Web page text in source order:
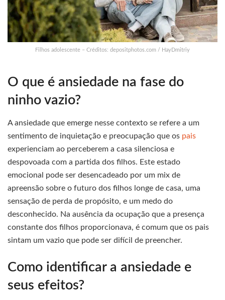
Filhos adolescente – Créditos: depositphotos.com / HayDmitriy
O que é ansiedade na fase do
ninho vazio?
A ansiedade que emerge nesse contexto se refere a um
sentimento de inquietação e preocupação que os pais
experienciam ao perceberem a casa silenciosa e
despovoada com a partida dos filhos. Este estado
emocional pode ser desencadeado por um mix de
apreensão sobre o futuro dos filhos longe de casa, uma
sensação de perda de propósito, e um medo do
desconhecido. Na ausência da ocupação que a presença
constante dos filhos proporcionava, é comum que os pais
sintam um vazio que pode ser difícil de preencher.
Como identificar a ansiedade e
seus efeitos?